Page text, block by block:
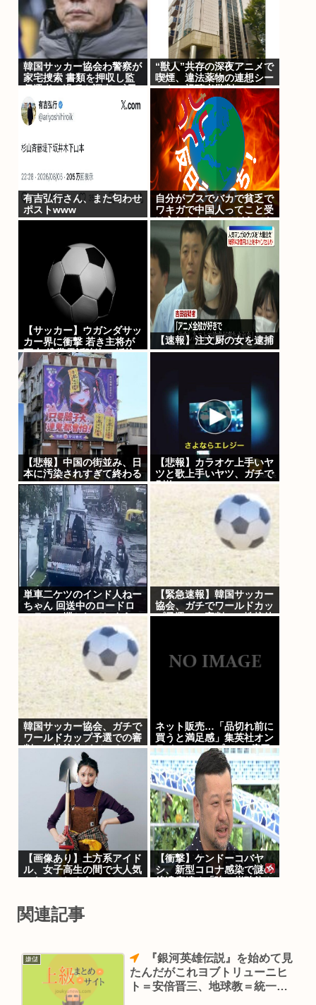
韓国サッカー協会わ警察が
家宅捜索 書類を押収し監
´>
“獣人”共存の深夜アニメで
喫煙、違法薬物の連想シー
ンも…視聴者批判でBPO
議論
有吉弘行さん、また匂わせ
ポストwww
自分がブスでバカで貧乏で
ワキガで中国人ってこと受
け入れたらすべてどうでも
良くなった
【サッカー】ウガンダサッ
カー界に衝撃 若き主将が
死去 携帯電話強盗に抵抗
した末に石で滅多打ち…
国民が怒り「リーダーを失
った」
【速報】注文厨の女を逮捕
【悲報】中国の街並み、日
本に汚染されすぎて終わる
www
【悲報】カラオケ上手いヤ
ツと歌上手いヤツ、ガチで
別物www
単車二ケツのインド人ねー
ちゃん 回送中のロードロ
ーラーに轢かれてしまう…
【緊急速報】韓国サッカー
協会、ガチでワールドカッ
プ予選での審判への性接待
韓国サッカー協会、ガチで
ワールドカップ予選での審
判への性接待がバレる
ネット販売…「品切れ前に
買うと満足感」集英社オン
ラインショップで“43億円
分”キャンセルか 200超
のメールアカウント使い大
量注文 32歳女を逮捕
[8/6]
【画像あり】土方系アイド
ル、女子高生の間で大人気
【衝撃】ケンドーコバヤ
シ、新型コロナ感染で謎の
関連記事
嫌儲
たんだがこれヨブトリューニヒ
ト＝安倍晋三、地球教＝統一教